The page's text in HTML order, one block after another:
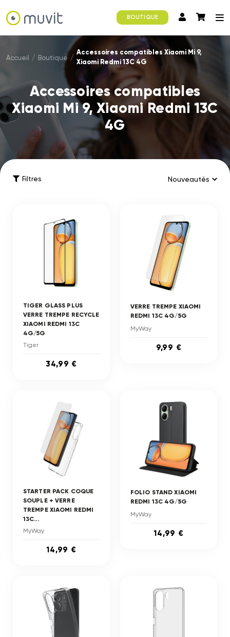
BOUTIQUE
Accueil / Boutique /
Accessoires compatibles Xiaomi Mi 9,
Xiaomi Redmi 13C 4G
Accessoires compatibles
Xiaomi Mi 9, Xiaomi Redmi 13C
4G
Filtres
TIGER GLASS PLUS
VERRE TREMPE RECYCLE
XIAOMI REDMI 13C
4G/5G
Tiger
34,99 €
VERRE TREMPE XIAOMI
REDMI 13C 4G/5G
MyWay
9,99 €
STARTER PACK COQUE
SOUPLE + VERRE
TREMPE XIAOMI REDMI
13C...
MyWay
14,99 €
FOLIO STAND XIAOMI
REDMI 13C 4G/5G
MyWay
14,99 €